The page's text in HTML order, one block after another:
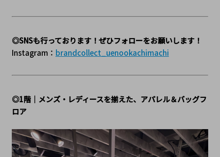
◎SNSも行っております！ぜひフォローをお願いします！
Instagram： brandcollect_uenookachimachi
◎1階｜メンズ・レディースを揃えた、アパレル＆バッグフ
ロア